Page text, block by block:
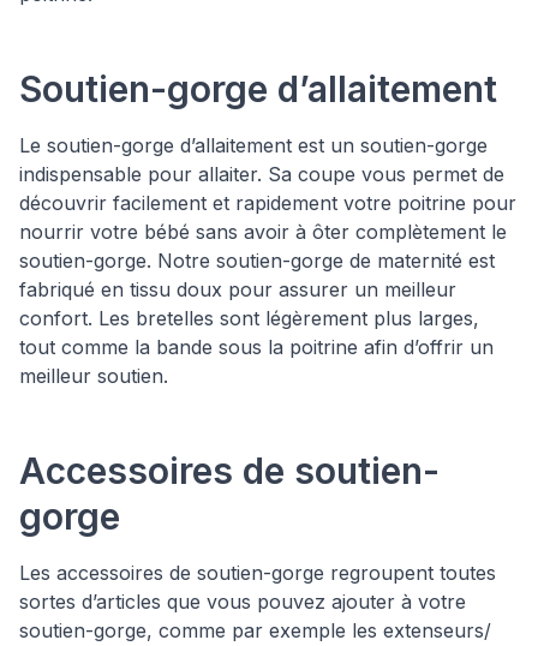
Soutien-gorge d’allaitement
Le soutien-gorge d’allaitement est un soutien-gorge
indispensable pour allaiter. Sa coupe vous permet de
découvrir facilement et rapidement votre poitrine pour
nourrir votre bébé sans avoir à ôter complètement le
soutien-gorge. Notre soutien-gorge de maternité est
fabriqué en tissu doux pour assurer un meilleur
confort. Les bretelles sont légèrement plus larges,
tout comme la bande sous la poitrine afin d’offrir un
meilleur soutien.
Accessoires de soutien-
gorge
Les accessoires de soutien-gorge regroupent toutes
sortes d’articles que vous pouvez ajouter à votre
soutien-gorge, comme par exemple les extenseurs/